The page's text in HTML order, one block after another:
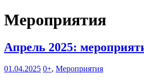
Мероприятия
Апрель 2025:
01.04.2025 0+, Мероприятия